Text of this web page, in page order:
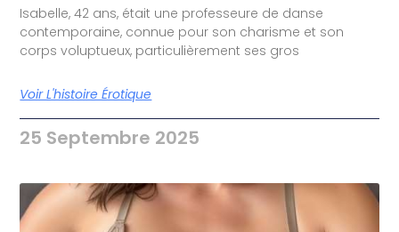
Isabelle, 42 ans, était une professeure de danse
contemporaine, connue pour son charisme et son
corps voluptueux, particulièrement ses gros
Voir L'histoire Érotique
25 Septembre 2025